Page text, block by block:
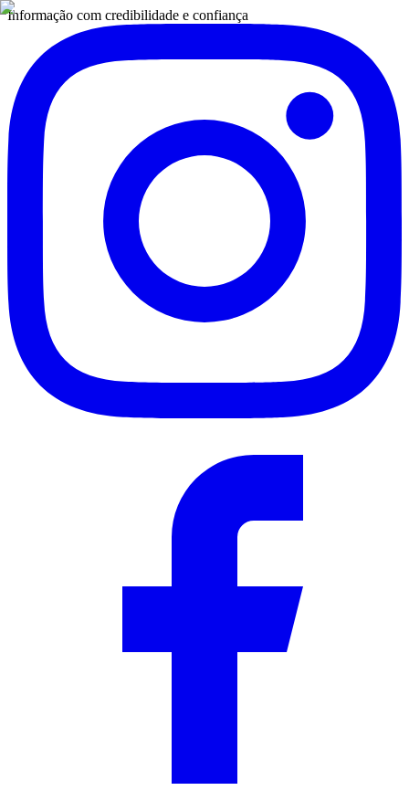
Informação com credibilidade e confiança